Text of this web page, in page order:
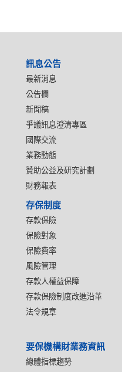
訊息公告
最新消息
公告欄
新聞稿
爭議訊息澄清專區
國際交流
業務動態
贊助公益及研究計劃
財務報表
存保制度
存款保險
保險對象
保險費率
風險管理
存款人權益保障
存款保險制度改進沿革
法令規章
要保機構財業務資訊
總體指標趨勢